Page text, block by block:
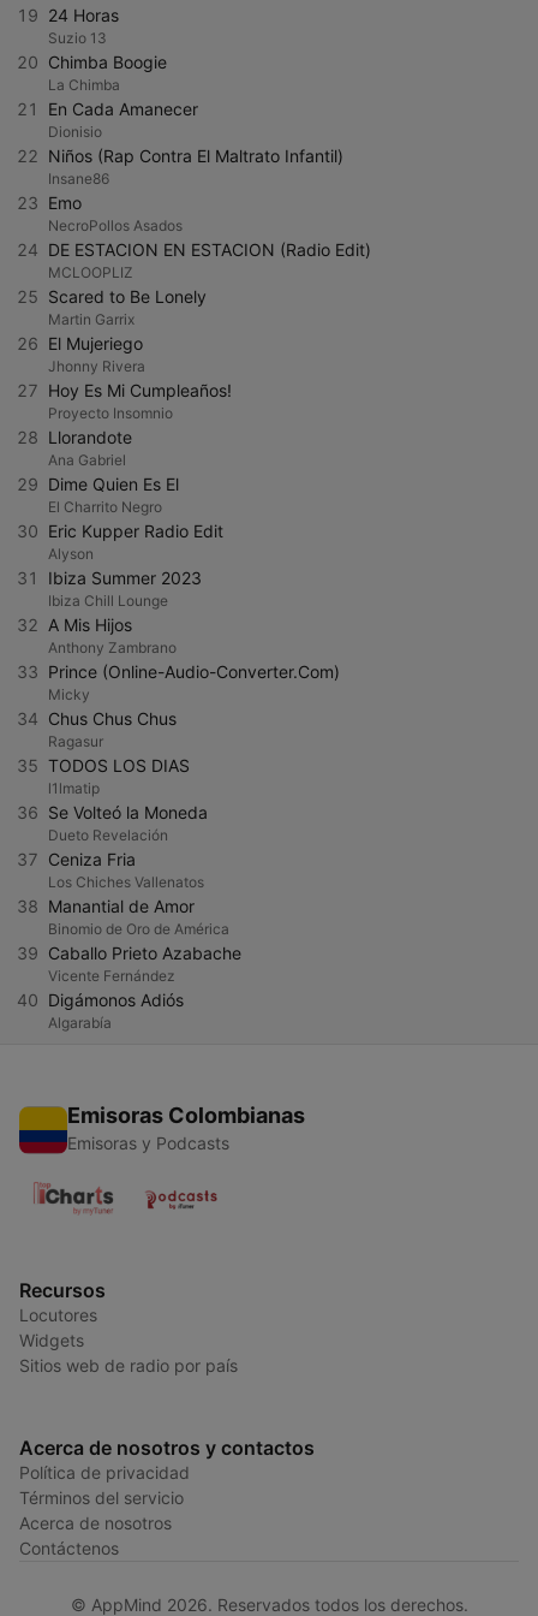
19 24 Horas
Suzio 13
20 Chimba Boogie
La Chimba
21 En Cada Amanecer
Dionisio
22 Niños (Rap Contra El Maltrato Infantil)
Insane86
23 Emo
NecroPollos Asados
24 DE ESTACION EN ESTACION (Radio Edit)
MCLOOPLIZ
25 Scared to Be Lonely
Martin Garrix
26 El Mujeriego
Jhonny Rivera
27 Hoy Es Mi Cumpleaños!
Proyecto Insomnio
28 Llorandote
Ana Gabriel
29 Dime Quien Es El
El Charrito Negro
30 Eric Kupper Radio Edit
Alyson
31 Ibiza Summer 2023
Ibiza Chill Lounge
32 A Mis Hijos
Anthony Zambrano
33 Prince (Online-Audio-Converter.Com)
Micky
34 Chus Chus Chus
Ragasur
35 TODOS LOS DIAS
l1lmatip
36 Se Volteó la Moneda
Dueto Revelación
37 Ceniza Fria
Los Chiches Vallenatos
38 Manantial de Amor
Binomio de Oro de América
39 Caballo Prieto Azabache
Vicente Fernández
40 Digámonos Adiós
Algarabía
Emisoras Colombianas
Emisoras y Podcasts
Recursos
Locutores
Widgets
Sitios web de radio por país
Acerca de nosotros y contactos
Política de privacidad
Términos del servicio
Acerca de nosotros
Contáctenos
© AppMind 2026. Reservados todos los derechos.